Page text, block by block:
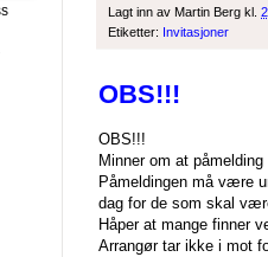
Lagt inn av Martin Berg kl.
Etiketter: Invitasjoner
OBS!!!
OBS!!!
Minner om at
Påmeldingen må være
dag for de som skal
Håper at mange finner
Arrangør tar ikke i mot